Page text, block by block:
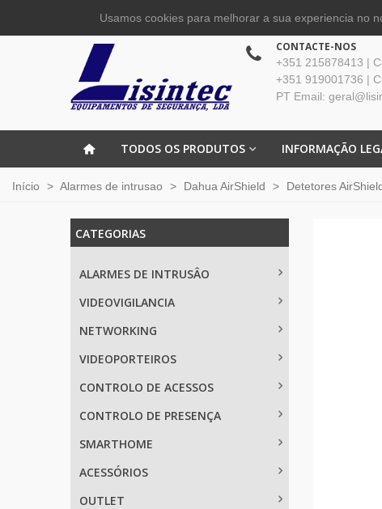
CONTACTE-NOS
+351 215878413 |
+351 919001736 |
PT Email:
TODOS OS PRODUTOS INFORMAÇÃO
Início > Alarmes de intrusao > Dahua AirShield > Detetores
CATEGORIAS
ALARMES DE INTRUSÂO
VIDEOVIGILANCIA
NETWORKING
VIDEOPORTEIROS
CONTROLO DE ACESSOS
CONTROLO DE PRESENÇA
SMARTHOME
ACESSÓRIOS
OUTLET
Usamos cookies para melhorar a sua experiencia no